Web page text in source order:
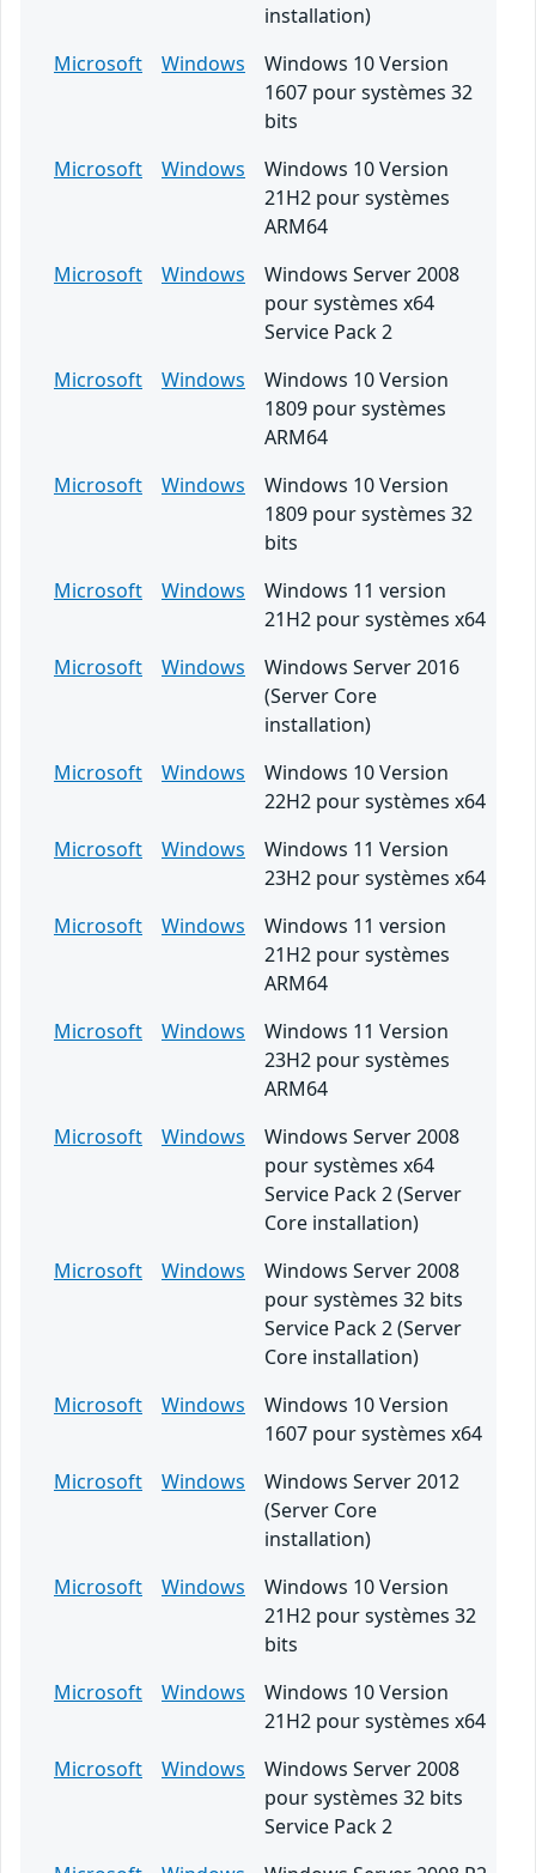
installation)
Microsoft
Windows
Windows 10 Version
1607 pour systèmes 32
bits
Microsoft
Windows
Windows 10 Version
21H2 pour systèmes
ARM64
Microsoft
Windows
Windows Server 2008
pour systèmes x64
Service Pack 2
Microsoft
Windows
Windows 10 Version
1809 pour systèmes
ARM64
Microsoft
Windows
Windows 10 Version
1809 pour systèmes 32
bits
Microsoft
Windows
Windows 11 version
21H2 pour systèmes x64
Microsoft
Windows
Windows Server 2016
(Server Core
installation)
Microsoft
Windows
Windows 10 Version
22H2 pour systèmes x64
Microsoft
Windows
Windows 11 Version
23H2 pour systèmes x64
Microsoft
Windows
Windows 11 version
21H2 pour systèmes
ARM64
Microsoft
Windows
Windows 11 Version
23H2 pour systèmes
ARM64
Microsoft
Windows
Windows Server 2008
pour systèmes x64
Service Pack 2 (Server
Core installation)
Microsoft
Windows
Windows Server 2008
pour systèmes 32 bits
Service Pack 2 (Server
Core installation)
Microsoft
Windows
Windows 10 Version
1607 pour systèmes x64
Microsoft
Windows
Windows Server 2012
(Server Core
installation)
Microsoft
Windows
Windows 10 Version
21H2 pour systèmes 32
bits
Microsoft
Windows
Windows 10 Version
21H2 pour systèmes x64
Microsoft
Windows
Windows Server 2008
pour systèmes 32 bits
Service Pack 2